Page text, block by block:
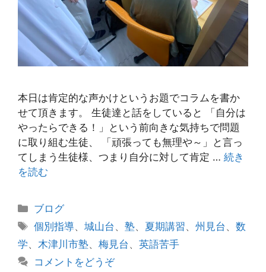
本日は肯定的な声かけというお題でコラムを書か
せて頂きます。 生徒達と話をしていると 「自分は
やったらできる！」という前向きな気持ちで問題
に取り組む生徒、 「頑張っても無理や～」と言っ
てしまう生徒様、つまり自分に対して肯定 … 続き
を読む
カ
テ
ゴ
リ
ー
ブログ
タ
グ
個別指導、城山台 、塾、 夏期講習、州見台 、数
学、 木津川市塾、 梅見台 、 英語苦手
コメントをどうぞ